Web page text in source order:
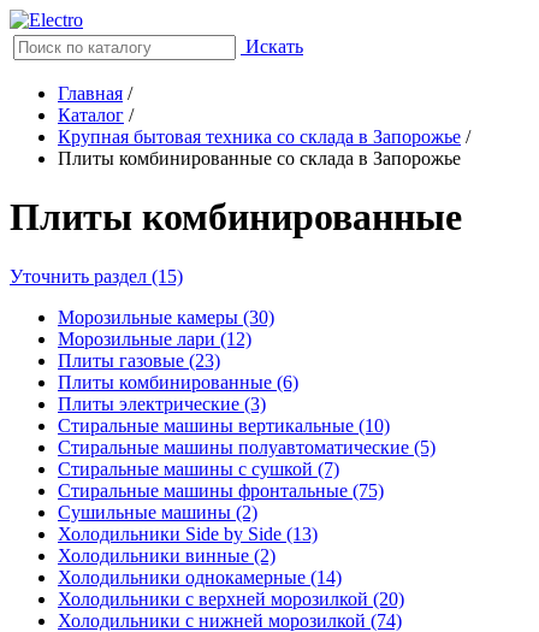
Искать
Главная /
Каталог /
Крупная бытовая техника со склада в Запорожье /
Плиты комбинированные со склада в Запорожье
Плиты комбинированные
Уточнить раздел (15)
Морозильные камеры (30)
Морозильные лари (12)
Плиты газовые (23)
Плиты комбинированные (6)
Плиты электрические (3)
Стиральные машины вертикальные (10)
Стиральные машины полуавтоматические (5)
Стиральные машины с сушкой (7)
Стиральные машины фронтальные (75)
Сушильные машины (2)
Холодильники Side by Side (13)
Холодильники винные (2)
Холодильники однокамерные (14)
Холодильники с верхней морозилкой (20)
Холодильники с нижней морозилкой (74)